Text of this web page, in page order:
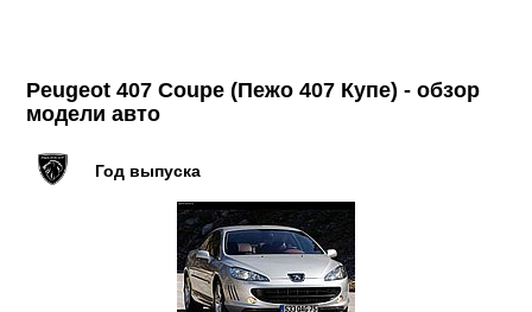
Peugeot 407 Coupe (Пежо 407 Купе) - обзор
модели авто
Год выпуска